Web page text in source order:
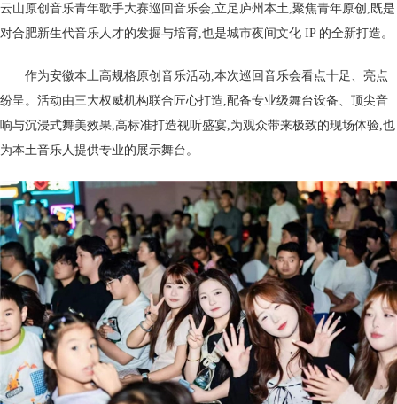
云山原创音乐青年歌手大赛巡回音乐会,立足庐州本土,聚焦青年原创,既是
对合肥新生代音乐人才的发掘与培育,也是城市夜间文化 IP 的全新打造。
作为安徽本土高规格原创音乐活动,本次巡回音乐会看点十足、亮点
纷呈。活动由三大权威机构联合匠心打造,配备专业级舞台设备、顶尖音
响与沉浸式舞美效果,高标准打造视听盛宴,为观众带来极致的现场体验,也
为本土音乐人提供专业的展示舞台。